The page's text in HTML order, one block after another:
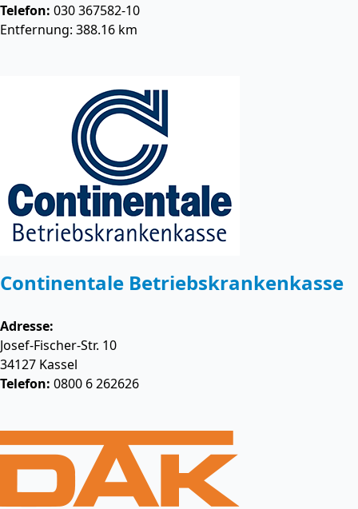
Telefon: 030 367582-10
Entfernung: 388.16 km
Continentale Betriebskrankenkasse
Adresse:
Josef-Fischer-Str. 10
34127 Kassel
Telefon: 0800 6 262626